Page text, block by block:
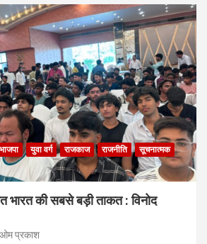
भाजपा युवा वर्ग राजकाज राजनीति
सूचनात्मक
भारत की सबसे बड़ी ताकत : विनोद
प्रकाश